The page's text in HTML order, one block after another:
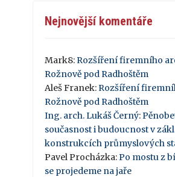
Nejnovější komentáře
Mark8:Rozšíření firemního
Rožnově pod Radhoštěm
Aleš Franek:Rozšíření
Rožnově pod Radhoštěm
Ing. arch. Lukáš Černý:
současnost i budoucnost v
konstrukcích průmyslových
Pavel Procházka:Po mostu z
se projedeme na jaře